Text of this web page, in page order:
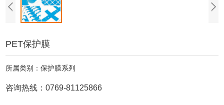
PET保护膜
所属类别：保护膜系列
咨询热线：0769-81125866